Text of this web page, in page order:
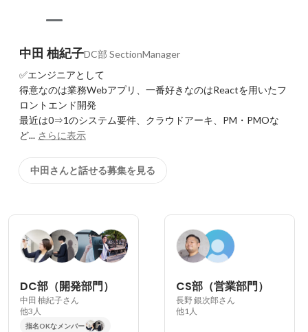
中田 柚紀子DC部 SectionManager
✅エンジニアとして
得意なのは業務Webアプリ、一番好きなのはReactを用いたフ
ロントエンド開発
最近は0⇒1のシステム要件、クラウドアーキ、PM・PMOな
ど... さらに表示
中田さんと話せる募集を見る
DC部（開発部門）
中田 柚紀子さん
他3人
指名OKなメンバー
CS部（営業部門）
長野 銀次郎さん
他1人